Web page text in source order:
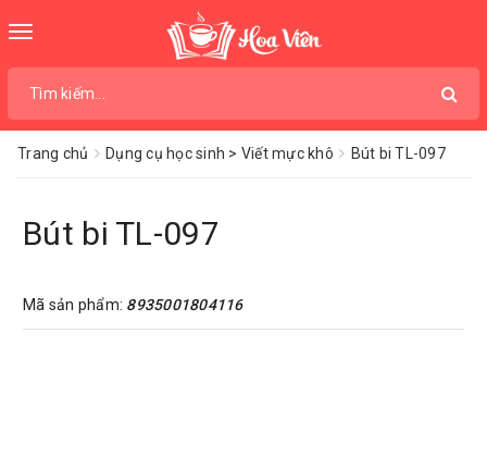
Toggle
Trang chủ Dụng cụ học sinh > Viết mực khô Bút bi TL-097
Bút bi TL-097
Mã sản phẩm: 8935001804116